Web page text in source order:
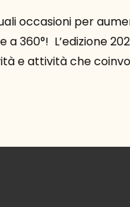
occasioni per
a 360°! L’edizione
e attività che